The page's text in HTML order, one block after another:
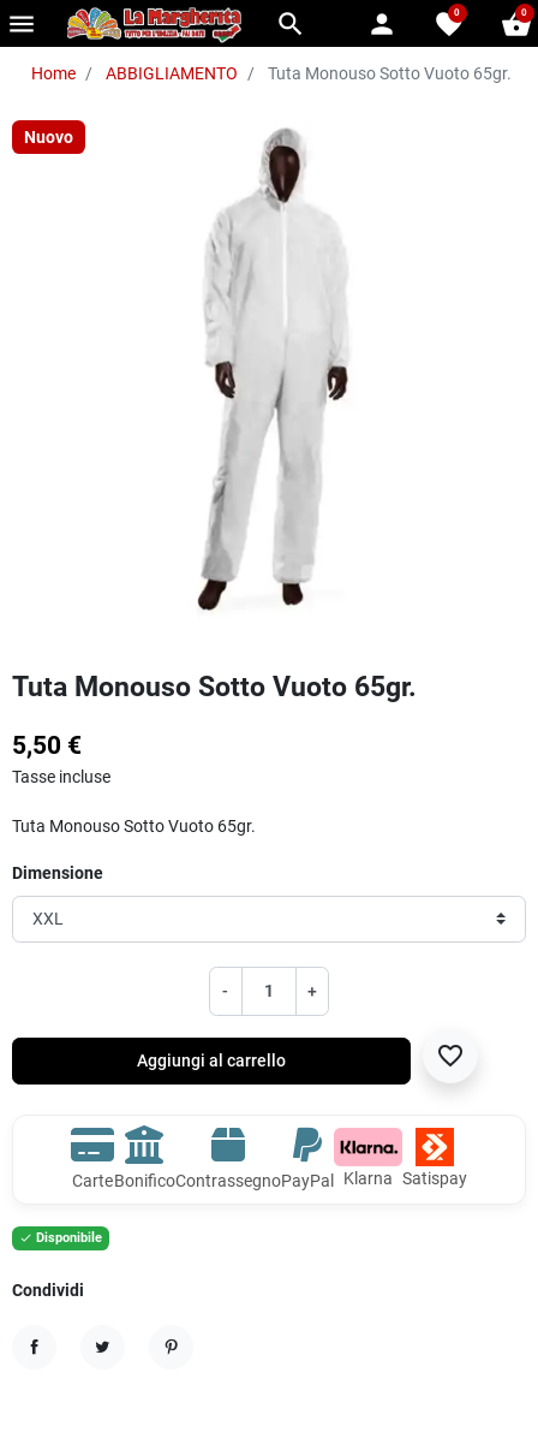
menu search person favorite
0 shopping_basket
0
Home ABBIGLIAMENTO Tuta Monouso Sotto Vuoto 65gr.
Nuovo
Tuta Monouso Sotto Vuoto 65gr.
5,50 €
Tasse incluse
Tuta Monouso Sotto Vuoto 65gr.
Dimensione
- +
Aggiungi al carrello favorite_border
CarteBonificoContrassegnoPayPal Klarna Satispay
 Disponibile
Condividi